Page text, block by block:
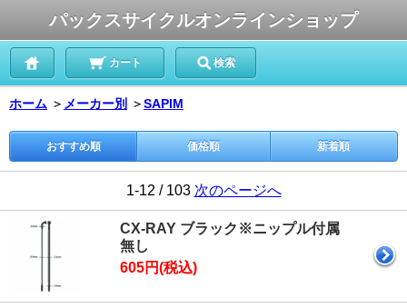
パックスサイクルオンラインショップ
カート 検索
ホーム ＞ メーカー別 ＞SAPIM
おすすめ順 価格順 新着順
1-12 / 103 次のページへ
CX-RAY ブラック※ニップル付属
無し
605円(税込)